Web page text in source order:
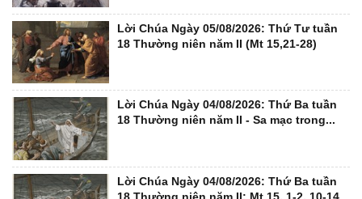
Lời Chúa Ngày 05/08/2026: Thứ Tư tuần
18 Thường niên năm II (Mt 15,21-28)
Lời Chúa Ngày 04/08/2026: Thứ Ba tuần
18 Thường niên năm II - Sa mạc trong...
Lời Chúa Ngày 04/08/2026: Thứ Ba tuần
18 Thường niên năm II: Mt 15, 1-2. 10-14